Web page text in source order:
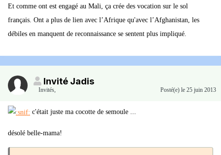
Et comme ont est engagé au Mali, ça crée des vocation sur le sol
français. Ont a plus de lien avec l’Afrique qu'avec l’Afghanistan, les
débiles en manquent de reconnaissance se sentent plus impliqué.
Invité Jadis
Invités, Posté(e) le 25 juin 2013
c'était juste ma cocotte de semoule ...
désolé belle-mama!